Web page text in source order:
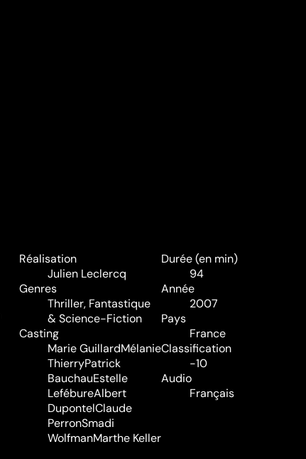
Réalisation
Julien Leclercq
Genres
Thriller, Fantastique
& Science-Fiction
Casting
Marie GuillardMélanie
ThierryPatrick
BauchauEstelle
LefébureAlbert
DupontelClaude
PerronSmadi
WolfmanMarthe Keller
Durée (en min)
94
Année
2007
Pays
France
Classification
-10
Audio
Français